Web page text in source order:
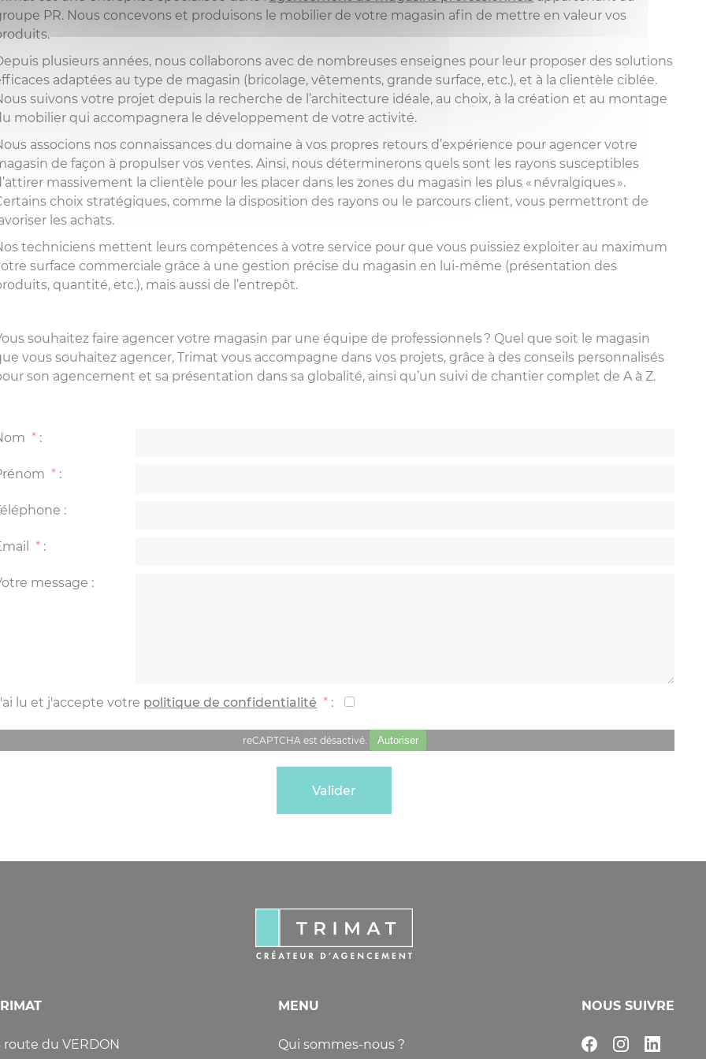
DÉCORATION
OPTICIEN
/ SERVICE CLIENTS
ENCAISSEMENT
COMPTOIR VENDEUR
ÉQUIPEMENTS SANITAIRES
(GAMME PROTECTION COVID-
/ ERGONOMIE
ERGONOMIE
STOCKAGE
GUIDAGE
PR. Nous concevons et produisons le mobilier de votre magasin afin de mettre en valeur vos
plusieurs années, nous collaborons avec de nombreuses enseignes pour leur proposer des solutions
adaptées au type de magasin (bricolage, vêtements, grande surface, etc.), et à la clientèle ciblée.
suivons votre projet depuis la recherche de l’architecture idéale, au choix, à la création et au montage
mobilier qui accompagnera le développement de votre activité.
associons nos connaissances du domaine à vos propres retours d’expérience pour agencer votre
de façon à propulser vos ventes. Ainsi, nous déterminerons quels sont les rayons susceptibles
massivement la clientèle pour les placer dans les zones du magasin les plus « névralgiques ».
choix stratégiques, comme la disposition des rayons ou le parcours client, vous permettront de
les achats.
techniciens mettent leurs compétences à votre service pour que vous puissiez exploiter au maximum
surface commerciale grâce à une gestion précise du magasin en lui-même (présentation des
quantité, etc.), mais aussi de l’entrepôt.
souhaitez faire agencer votre magasin par une équipe de professionnels ? Quel que soit le magasin
vous souhaitez agencer, Trimat vous accompagne dans vos projets, grâce à des conseils personnalisés
son agencement et sa présentation dans sa globalité, ainsi qu’un suivi de chantier complet de A à Z.
* :
* :
:
* :
message :
lu et j'accepte votre politique de confidentialité * :
reCAPTCHA est désactivé. Autoriser
route du VERDON
MENU
Qui sommes-nous ?
NOUS SUIVRE